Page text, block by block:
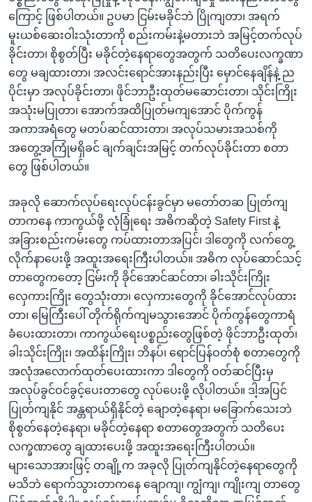
ကြောင့် ဖြစ်ပါတယ်။ ဥပမာ ငြမ်းမခိုင်ဘဲ ပြိုကျတာ၊ အရက်
မူးယစ်ဆေးဝါးသုံးတာကို စည်းကမ်းနဲ့မတားဘဲ အမြင့်တက်လုပ်
ခိုင်းတာ၊ စိုစွတ်ပြီး မခိုင်တဲ့နေရာတွေအတွက် သတိပေးလက္ခဏာ
တွေ မချထားတာ၊ အလင်းရောင်အားနည်းပြီး မှောင်နေချိန်နဲ့ ည
ပိုင်းမှာ အလုပ်ခိုင်းတာ၊ ဖိုင်ဘာဦးထုတ်မဆောင်းတာ၊ သိုင်းကြိုး
အသုံးမပြုတာ၊ အောက်အထိပြုတ်မကျအောင် ပိုက်ကွန်
အကာအရံတွေ မတပ်ဆင်ထားတာ၊ အလုပ်သမားအသစ်ကို
အတွေ့အကြုံမရှိခင် ချက်ချင်းအမြင့် တက်လုပ်ခိုင်းတာ စတာ
တွေ ဖြစ်ပါတယ်။
အခုလို ဆောက်လုပ်ရေးလုပ်ငန်းခွင်မှာ မတော်တဆ ပြုတ်ကျ
တာကနေ ကာကွယ်ဖို့ လုံခြုံရေး အဓိကဆိုတဲ့ Safety First နဲ့
အခြားစည်းကမ်းတွေ ကပ်ထားတာအပြင်၊ ဒါတွေကို လက်တွေ့
လိုက်နာပေးဖို့ အထူးအရေးကြီးပါတယ်။ အဓိက လုပ်ဆောင်သင့်
တာတွေကတော့ ငြမ်းကို ခိုင်အောင်ဆင်တာ၊ ခါးသိုင်းကြိုး
လှေကားကြိုး တွေသုံးတာ၊ လှေကားတွေကို ခိုင်အောင်လုပ်ထား
တာ၊ မြေကြီးပေါ် တိုက်ရိုက်ကျမသွားအောင် ပိုက်ကွန်တွေကာရံ
ခံပေးထားတာ၊ ကာကွယ်ရေးပစ္စည်းတွေဖြစ်တဲ့ ဖိုင်ဘာဦးထုတ်၊
ခါးသိုင်းကြိုး၊ အထိန်းကြိုး၊ ဘိနပ်၊ ရောင်ပြန်ဝတ်စုံ စတာတွေကို
အလုံအလောက်ထုတ်ပေးထားကာ ဒါတွေကို ဝတ်ဆင်ပြီးမှ
အလုပ်ခွင်ဝင်ခွင့်ပေးတာတွေ လုပ်ပေးဖို့ လိုပါတယ်။ ဒါ့အပြင်
ပြုတ်ကျနိုင် အန္တရာယ်ရှိနိုင်တဲ့ ချောတဲ့နေရာ၊ မခြောက်သေးဘဲ
စိုစွတ်နေတဲ့နေရာ၊ မခိုင်တဲ့နေရာ စတာတွေအတွက် သတိပေး
လက္ခဏာတွေ ချထားပေးဖို့ အထူးအရေးကြီးပါတယ်။
များသောအားဖြင့် တချို့က အခုလို ပြုတ်ကျနိုင်တဲ့နေရာတွေကို
မသိဘဲ ရောက်သွားတာကနေ ချောကျ၊ ကျွံကျ၊ ကျိုးကျ တာတွေ